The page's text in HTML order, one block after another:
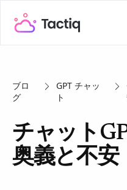
ブロ
グ
GPT チャッ
ト
チャット
奥義と不安